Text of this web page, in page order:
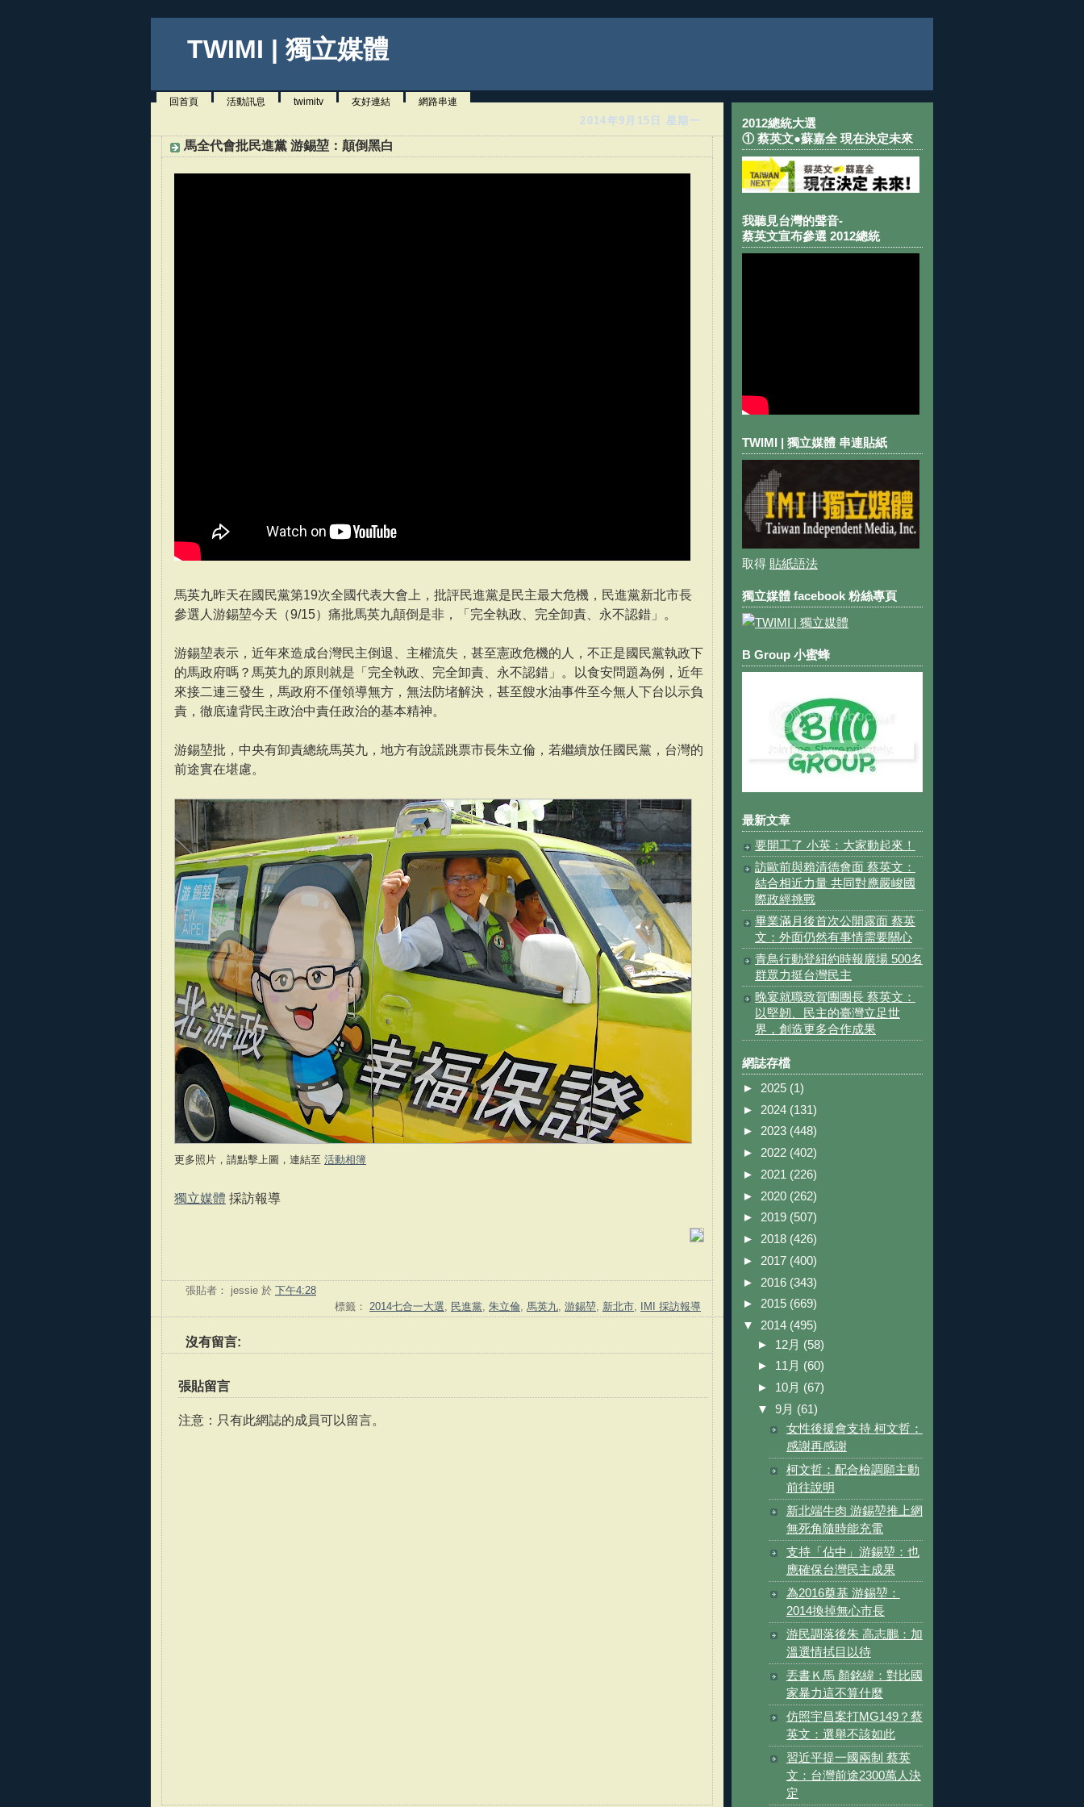
TWIMI | 獨立媒體
回首頁 活動訊息 twimitv 友好連結 網路串連
2014年9月15日 星期一
馬全代會批民進黨 游錫堃：顛倒黑白
馬英九昨天在國民黨第19次全國代表大會上，批評民進黨是民主最大危機，民進黨新北市長
參選人游錫堃今天（9/15）痛批馬英九顛倒是非，「完全執政、完全卸責、永不認錯」。
游錫堃表示，近年來造成台灣民主倒退、主權流失，甚至憲政危機的人，不正是國民黨執政下
的馬政府嗎？馬英九的原則就是「完全執政、完全卸責、永不認錯」。以食安問題為例，近年
來接二連三發生，馬政府不僅領導無方，無法防堵解決，甚至餿水油事件至今無人下台以示負
責，徹底違背民主政治中責任政治的基本精神。
游錫堃批，中央有卸責總統馬英九，地方有說謊跳票市長朱立倫，若繼續放任國民黨，台灣的
前途實在堪慮。
更多照片，請點擊上圖，連結至 活動相簿
獨立媒體 採訪報導
張貼者： jessie 於 下午4:28
標籤： 2014七合一大選 民進黨 朱立倫 馬英九 游錫堃 新北市 IMI 採訪報導
沒有留言:
張貼留言
注意：只有此網誌的成員可以留言。
2012總統大選
① 蔡英文●蘇嘉全 現在決定未來
我聽見台灣的聲音-
蔡英文宣布參選 2012總統
TWIMI | 獨立媒體 串連貼紙
取得 貼紙語法
獨立媒體 facebook 粉絲專頁
B Group 小蜜蜂
最新文章
要開工了 小英：大家動起來！
訪歐前與賴清德會面 蔡英文：
結合相近力量 共同對應嚴峻國
際政經挑戰
畢業滿月後首次公開露面 蔡英
文：外面仍然有事情需要關心
青鳥行動登紐約時報廣場 500名
群眾力挺台灣民主
晚宴就職致賀團團長 蔡英文：
以堅韌、民主的臺灣立足世
界，創造更多合作成果
網誌存檔
► 2025 (1)
► 2024 (131)
► 2023 (448)
► 2022 (402)
► 2021 (226)
► 2020 (262)
► 2019 (507)
► 2018 (426)
► 2017 (400)
► 2016 (343)
► 2015 (669)
▼ 2014 (495)
► 12月 (58)
► 11月 (60)
► 10月 (67)
▼ 9月 (61)
女性後援會支持 柯文哲：
感謝再感謝
柯文哲：配合檢調願主動
前往說明
新北端牛肉 游錫堃推上網
無死角隨時能充電
支持「佔中」游錫堃：也
應確保台灣民主成果
為2016奠基 游錫堃：
2014換掉無心市長
游民調落後朱 高志鵬：加
溫選情拭目以待
丟書Ｋ馬 顏銘緯：對比國
家暴力這不算什麼
仿照宇昌案打MG149？蔡
英文：選舉不該如此
習近平提一國兩制 蔡英
文：台灣前途2300萬人決
定